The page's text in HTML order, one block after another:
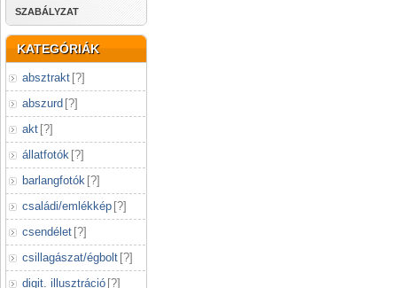
SZABÁLYZAT
KATEGÓRIÁK
absztrakt [?]
abszurd [?]
akt [?]
állatfotók [?]
barlangfotók [?]
családi/emlékkép [?]
csendélet [?]
csillagászat/égbolt [?]
digit. illusztráció [?]